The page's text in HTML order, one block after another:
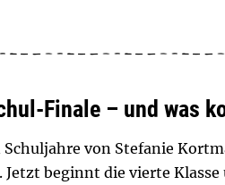
Finale – und was
Schuljahre von Stefanie
Jetzt beginnt die vierte